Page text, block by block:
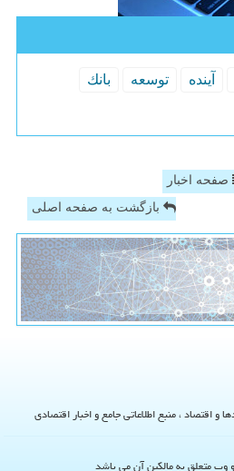
آینده توسعه
بانك
صفحه اخبار
بازگشت به صفحه اصلی
و اقتصاد ، منبع اطلاعاتی جامع و اخبار اقتصادی